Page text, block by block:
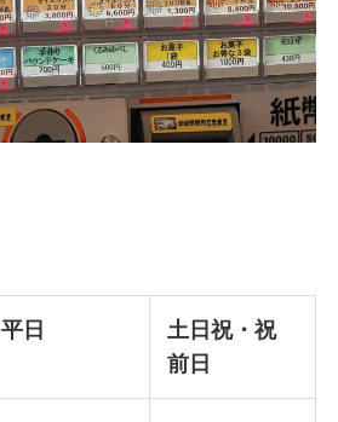
平日
土日祝・祝
前日